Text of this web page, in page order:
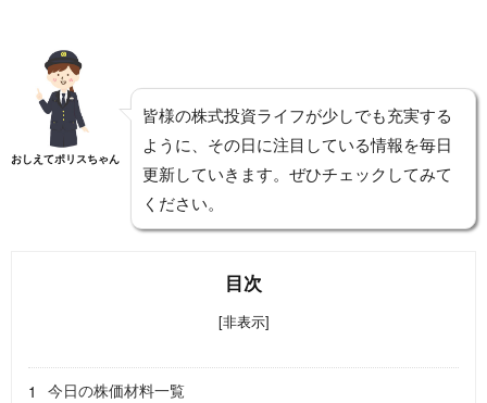
おしえてポリスちゃん
皆様の株式投資ライフが少しでも充実する
ように、その日に注目している情報を毎日
更新していきます。ぜひチェックしてみて
ください。
目次
[非表示]
今日の株価材料一覧